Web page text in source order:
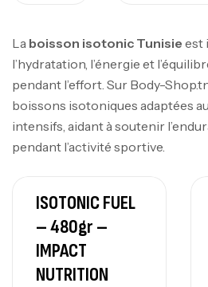
La boisson isotonic Tunisie est
l’hydratation, l’énergie et
pendant l’effort. Sur Body-
boissons isotoniques adaptées
intensifs, aidant à soutenir
pendant l’activité sportive.
ISOTONIC FUEL
– 480gr –
IMPACT
NUTRITION